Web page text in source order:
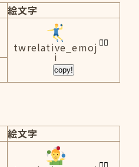
絵文字
twrelative_emoj
i
copy!
絵文字